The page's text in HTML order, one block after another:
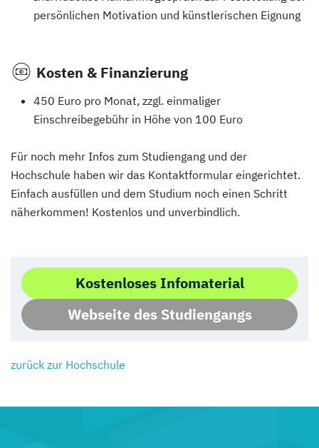
persönlichen Motivation und künstlerischen Eignung
Kosten & Finanzierung
450 Euro pro Monat, zzgl. einmaliger
Einschreibegebühr in Höhe von 100 Euro
Für noch mehr Infos zum Studiengang und der
Hochschule haben wir das Kontaktformular eingerichtet.
Einfach ausfüllen und dem Studium noch einen Schritt
näherkommen! Kostenlos und unverbindlich.
Kostenloses Infomaterial
Webseite des Studiengangs
zurück zur Hochschule